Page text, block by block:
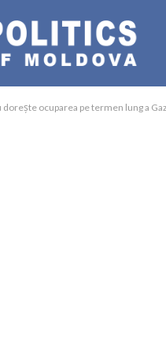
dorește ocuparea pe termen lung a